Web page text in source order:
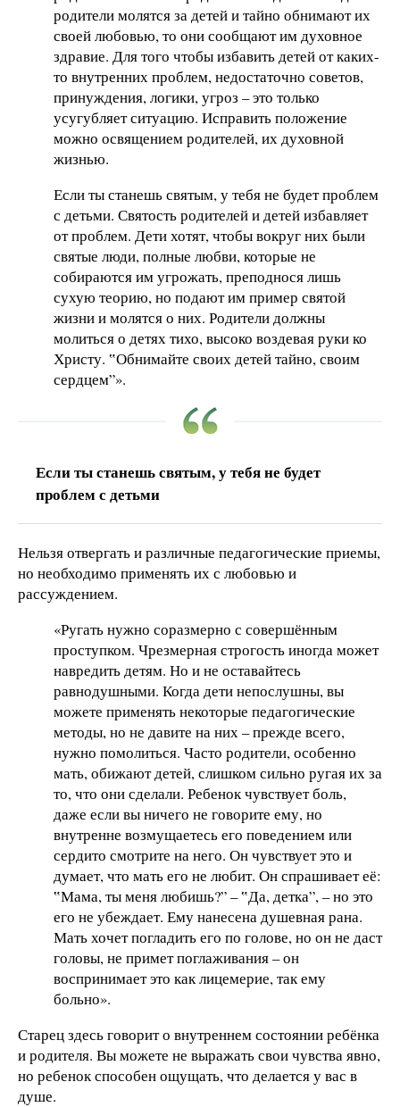
родители молятся за детей и тайно обнимают их
своей любовью, то они сообщают им духовное
здравие. Для того чтобы избавить детей от каких-
то внутренних проблем, недостаточно советов,
принуждения, логики, угроз – это только
усугубляет ситуацию. Исправить положение
можно освящением родителей, их духовной
жизнью.
Если ты станешь святым, у тебя не будет проблем
с детьми. Святость родителей и детей избавляет
от проблем. Дети хотят, чтобы вокруг них были
святые люди, полные любви, которые не
собираются им угрожать, преподнося лишь
сухую теорию, но подают им пример святой
жизни и молятся о них. Родители должны
молиться о детях тихо, высоко воздевая руки ко
Христу. ‟Обнимайте своих детей тайно, своим
сердцем”».
Если ты станешь святым, у тебя не будет
проблем с детьми
Нельзя отвергать и различные педагогические приемы,
но необходимо применять их с любовью и
рассуждением.
«Ругать нужно соразмерно с совершённым
проступком. Чрезмерная строгость иногда может
навредить детям. Но и не оставайтесь
равнодушными. Когда дети непослушны, вы
можете применять некоторые педагогические
методы, но не давите на них – прежде всего,
нужно помолиться. Часто родители, особенно
мать, обижают детей, слишком сильно ругая их за
то, что они сделали. Ребенок чувствует боль,
даже если вы ничего не говорите ему, но
внутренне возмущаетесь его поведением или
сердито смотрите на него. Он чувствует это и
думает, что мать его не любит. Он спрашивает её:
‟Мама, ты меня любишь?” – ‟Да, детка”, – но это
его не убеждает. Ему нанесена душевная рана.
Мать хочет погладить его по голове, но он не даст
головы, не примет поглаживания – он
воспринимает это как лицемерие, так ему
больно».
Старец здесь говорит о внутреннем состоянии ребёнка
и родителя. Вы можете не выражать свои чувства явно,
но ребенок способен ощущать, что делается у вас в
душе.